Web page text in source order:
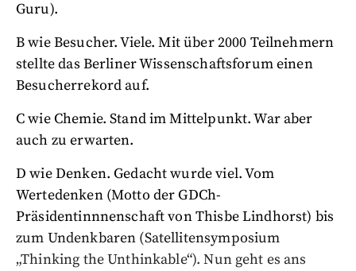
Guru).
B wie Besucher. Viele. Mit über 2000 Teilnehmern
stellte das Berliner Wissenschaftsforum einen
Besucherrekord auf.
C wie Chemie. Stand im Mittelpunkt. War aber
auch zu erwarten.
D wie Denken. Gedacht wurde viel. Vom
Wertedenken (Motto der GDCh-
Präsidentinnnenschaft von Thisbe Lindhorst) bis
zum Undenkbaren (Satellitensymposium
„Thinking the Unthinkable“). Nun geht es ans